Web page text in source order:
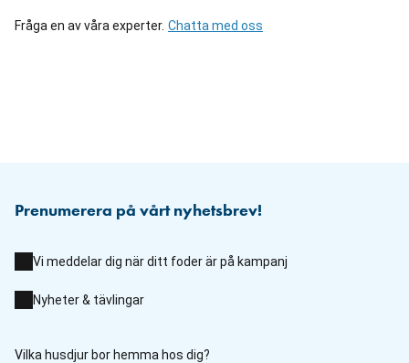
Fråga en av våra experter. Chatta med oss
Prenumerera på vårt nyhetsbrev!
Vi meddelar dig när ditt foder är på kampanj
Nyheter & tävlingar
Vilka husdjur bor hemma hos dig?